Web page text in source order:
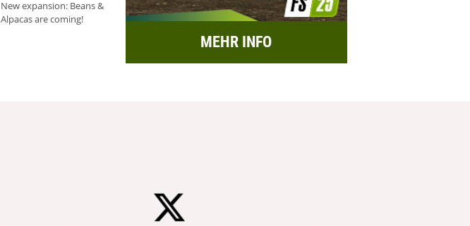
New expansion: Beans &
Alpacas are coming!
MEHR INFO